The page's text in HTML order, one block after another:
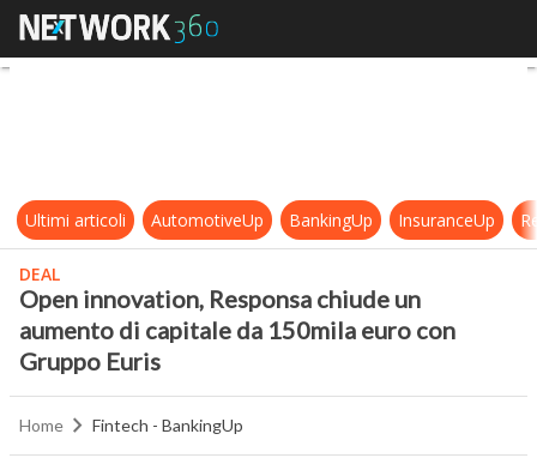
Open innovation, Responsa
Ultimi articoli AutomotiveUp BankingUp InsuranceUp
DEAL
Open innovation, Responsa chiude un
aumento di capitale da 150mila euro con
Gruppo Euris
Home Fintech - BankingUp